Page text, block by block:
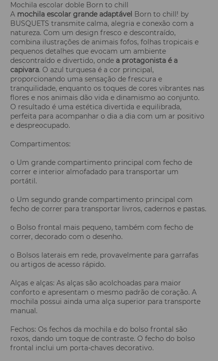
Mochila escolar doble Born to chill
A mochila escolar grande adaptável Born to chill! by
BUSQUETS transmite calma, alegria e conexão com a
natureza. Com um design fresco e descontraído,
combina ilustrações de animais fofos, folhas tropicais e
pequenos detalhes que evocam um ambiente
descontraído e divertido, onde a protagonista é a
capivara. O azul turquesa é a cor principal,
proporcionando uma sensação de frescura e
tranquilidade, enquanto os toques de cores vibrantes nas
flores e nos animais dão vida e dinamismo ao conjunto.
O resultado é uma estética divertida e equilibrada,
perfeita para acompanhar o dia a dia com um ar positivo
e despreocupado.
Compartimentos:
o Um grande compartimento principal com fecho de
correr e interior almofadado para transportar um
portátil.
o Um segundo grande compartimento principal com
fecho de correr para transportar livros, cadernos e pastas.
o Bolso frontal mais pequeno, também com fecho de
correr, decorado com o desenho.
o Bolsos laterais em rede, provavelmente para garrafas
ou artigos de acesso rápido.
Alças e alças: As alças são acolchoadas para maior
conforto e apresentam o mesmo padrão de coração. A
mochila possui ainda uma alça superior para transporte
manual.
Fechos: Os fechos da mochila e do bolso frontal são
roxos, dando um toque de contraste. O fecho do bolso
frontal inclui um porta-chaves decorativo.